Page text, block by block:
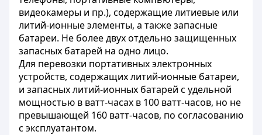
видеокамеры и пр.), содержащие литиевые или
литий-ионные элементы, а также запасные
батареи. Не более двух отдельно защищенных
запасных батарей на одно лицо.
Для перевозки портативных электронных
устройств, содержащих литий-ионные батареи,
и запасных литий-ионных батарей с удельной
мощностью в ватт-часах в 100 ватт-часов, но не
превышающей 160 ватт-часов, по согласованию
с эксплуатантом.